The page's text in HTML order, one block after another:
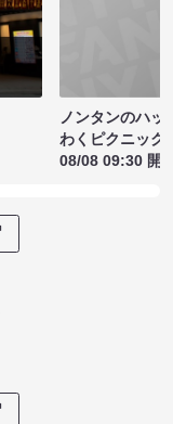
ノンタンのハッ
わくピクニック
08/08 09:30 開